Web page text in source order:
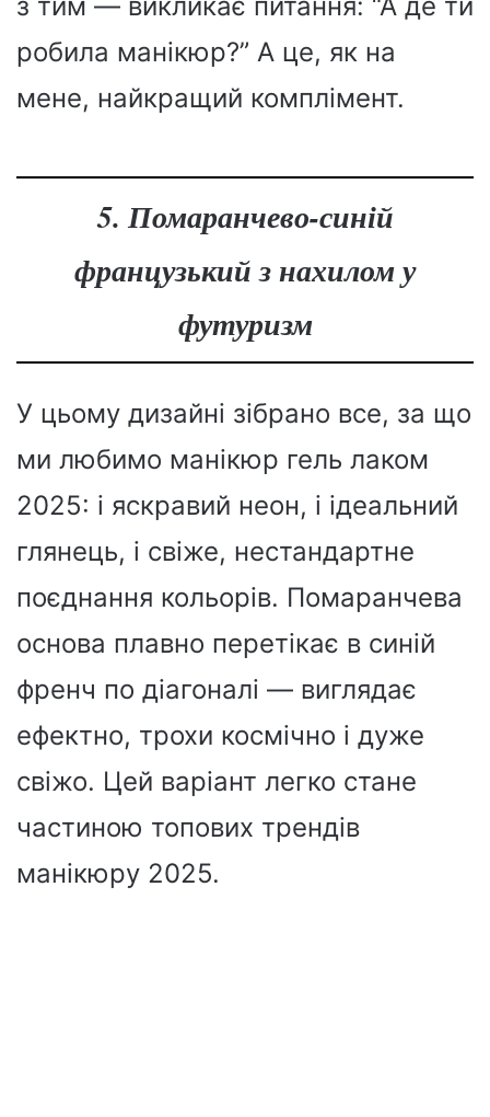
робила манікюр?” А це, як на
мене, найкращий комплімент.
5. Помаранчево-синій
французький з нахилом у
футуризм
У цьому дизайні зібрано все, за що
ми любимо манікюр гель лаком
2025: і яскравий неон, і ідеальний
глянець, і свіже, нестандартне
поєднання кольорів. Помаранчева
основа плавно перетікає в синій
френч по діагоналі — виглядає
ефектно, трохи космічно і дуже
свіжо. Цей варіант легко стане
частиною топових трендів
манікюру 2025.